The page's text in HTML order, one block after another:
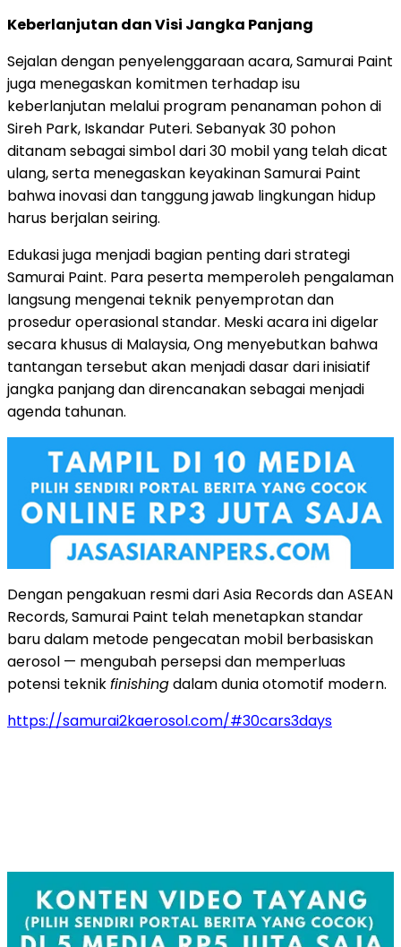
Keberlanjutan dan Visi Jangka Panjang
Sejalan dengan penyelenggaraan acara, Samurai Paint
juga menegaskan komitmen terhadap isu
keberlanjutan melalui program penanaman pohon di
Sireh Park, Iskandar Puteri. Sebanyak 30 pohon
ditanam sebagai simbol dari 30 mobil yang telah dicat
ulang, serta menegaskan keyakinan Samurai Paint
bahwa inovasi dan tanggung jawab lingkungan hidup
harus berjalan seiring.
Edukasi juga menjadi bagian penting dari strategi
Samurai Paint. Para peserta memperoleh pengalaman
langsung mengenai teknik penyemprotan dan
prosedur operasional standar. Meski acara ini digelar
secara khusus di Malaysia, Ong menyebutkan bahwa
tantangan tersebut akan menjadi dasar dari inisiatif
jangka panjang dan direncanakan sebagai menjadi
agenda tahunan.
Dengan pengakuan resmi dari Asia Records dan ASEAN
Records, Samurai Paint telah menetapkan standar
baru dalam metode pengecatan mobil berbasiskan
aerosol — mengubah persepsi dan memperluas
potensi teknikfinishingdalam dunia otomotif modern.
https://samurai2kaerosol.com/#30cars3days